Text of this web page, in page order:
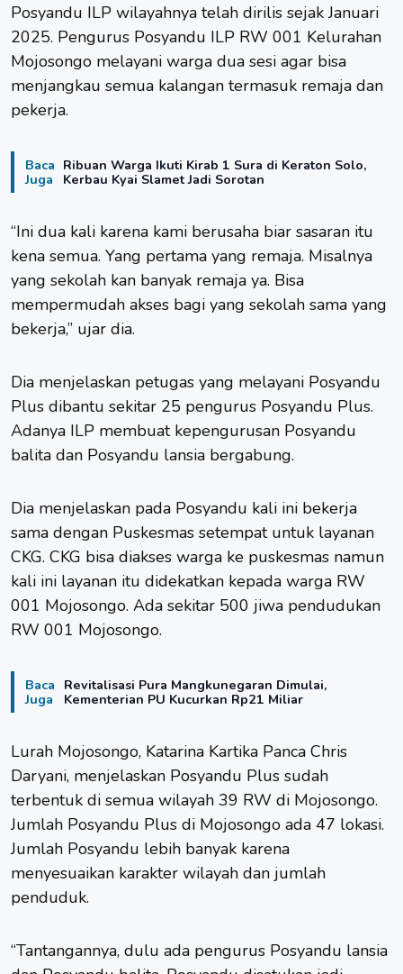
Posyandu ILP wilayahnya telah dirilis sejak Januari
2025. Pengurus Posyandu ILP RW 001 Kelurahan
Mojosongo melayani warga dua sesi agar bisa
menjangkau semua kalangan termasuk remaja dan
pekerja.
Baca
Juga
Ribuan Warga Ikuti Kirab 1 Sura di Keraton Solo,
Kerbau Kyai Slamet Jadi Sorotan
“Ini dua kali karena kami berusaha biar sasaran itu
kena semua. Yang pertama yang remaja. Misalnya
yang sekolah kan banyak remaja ya. Bisa
mempermudah akses bagi yang sekolah sama yang
bekerja,” ujar dia.
Dia menjelaskan petugas yang melayani Posyandu
Plus dibantu sekitar 25 pengurus Posyandu Plus.
Adanya ILP membuat kepengurusan Posyandu
balita dan Posyandu lansia bergabung.
Dia menjelaskan pada Posyandu kali ini bekerja
sama dengan Puskesmas setempat untuk layanan
CKG. CKG bisa diakses warga ke puskesmas namun
kali ini layanan itu didekatkan kepada warga RW
001 Mojosongo. Ada sekitar 500 jiwa pendudukan
RW 001 Mojosongo.
Baca
Juga
Revitalisasi Pura Mangkunegaran Dimulai,
Kementerian PU Kucurkan Rp21 Miliar
Lurah Mojosongo, Katarina Kartika Panca Chris
Daryani, menjelaskan Posyandu Plus sudah
terbentuk di semua wilayah 39 RW di Mojosongo.
Jumlah Posyandu Plus di Mojosongo ada 47 lokasi.
Jumlah Posyandu lebih banyak karena
menyesuaikan karakter wilayah dan jumlah
penduduk.
“Tantangannya, dulu ada pengurus Posyandu lansia